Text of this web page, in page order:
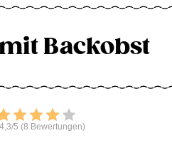
Backobst
Bewerten
5 (8 Bewertungen)